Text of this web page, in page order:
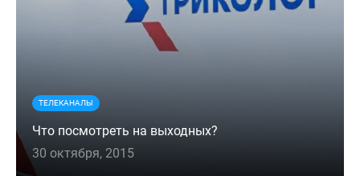
ТЕЛЕКАНАЛЫ
Что посмотреть на выходных?
30 октября, 2015